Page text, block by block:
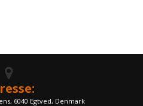
6040 Egtved, Denmark